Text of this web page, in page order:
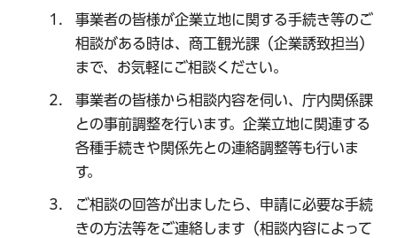
事業者の皆様が企業立地に関する手続き等のご
相談がある時は、商工観光課（企業誘致担当）
まで、お気軽にご相談ください。
事業者の皆様から相談内容を伺い、庁内関係課
との事前調整を行います。企業立地に関連する
各種手続きや関係先との連絡調整等も行いま
す。
ご相談の回答が出ましたら、申請に必要な手続
きの方法等をご連絡します（相談内容によって